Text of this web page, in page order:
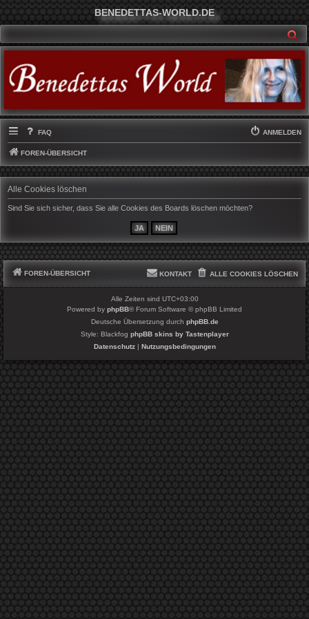
BENEDETTAS-WORLD.DE
FAQ ANMELDEN
FOREN-ÜBERSICHT
Alle Cookies löschen
Sind Sie sich sicher, dass Sie alle Cookies des Boards löschen möchten?
FOREN-ÜBERSICHT ALLE COOKIES LÖSCHEN
KONTAKT
Alle Zeiten sind UTC+03:00
Powered by phpBB® Forum Software © phpBB Limited
Deutsche Übersetzung durch phpBB.de
Style: Blackfog phpBB skins by Tastenplayer
Datenschutz| Nutzungsbedingungen